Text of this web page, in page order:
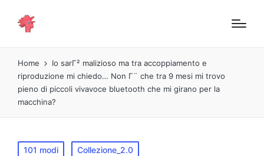
Home
Io sarΓ² malizioso ma tra accoppiamento e
riproduzione mi chiedo… Non Γ¨ che tra 9 mesi mi trovo
pieno di piccoli vivavoce bluetooth che mi girano per la
macchina?
Pubblicato
101 modi Collezione_2.0